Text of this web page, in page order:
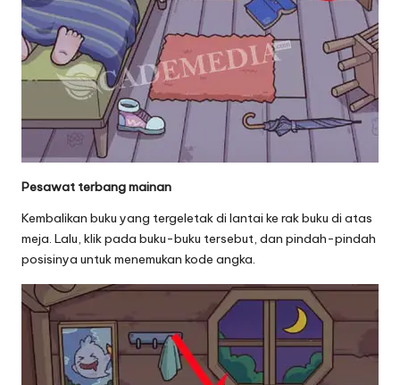
Pesawat terbang mainan
Kembalikan buku yang tergeletak di lantai ke rak buku di atas
meja. Lalu, klik pada buku-buku tersebut, dan pindah-pindah
posisinya untuk menemukan kode angka.